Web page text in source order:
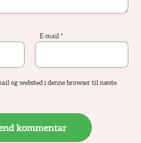
E-mail *
og websted i denne browser til næste